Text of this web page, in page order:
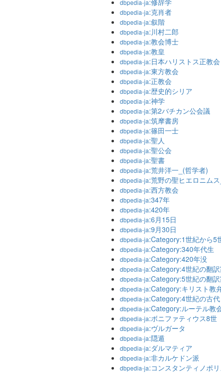
dbpedia-ja:修辞学
dbpedia-ja:克肖者
dbpedia-ja:叙階
dbpedia-ja:川村二郎
dbpedia-ja:教会博士
dbpedia-ja:教皇
dbpedia-ja:日本ハリストス正教会
dbpedia-ja:東方教会
dbpedia-ja:正教会
dbpedia-ja:歴史的シリア
dbpedia-ja:神学
dbpedia-ja:第2バチカン公会議
dbpedia-ja:筑摩書房
dbpedia-ja:篠田一士
dbpedia-ja:聖人
dbpedia-ja:聖公会
dbpedia-ja:聖書
dbpedia-ja:荒井洋一_(哲学者)
dbpedia-ja:荒野の聖ヒエロニム
dbpedia-ja:西方教会
dbpedia-ja:347年
dbpedia-ja:420年
dbpedia-ja:6月15日
dbpedia-ja:9月30日
dbpedia-ja:Category:1世紀から5
dbpedia-ja:Category:340年代生
dbpedia-ja:Category:420年没
dbpedia-ja:Category:4世紀の翻
dbpedia-ja:Category:5世紀の翻
dbpedia-ja:Category:キリスト教
dbpedia-ja:Category:4世紀の古
dbpedia-ja:Category:ルーテル教
dbpedia-ja:ボニファティウス8世
dbpedia-ja:ヴルガータ
dbpedia-ja:隠遁
dbpedia-ja:ダルマティア
dbpedia-ja:非カルケドン派
dbpedia-ja:コンスタンティノポ